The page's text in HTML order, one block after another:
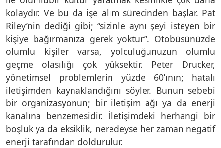
kolaydır. Ve bu da işe alım sürecinden başlar. Pat
Riley’nin dediği gibi; “sizinle aynı şeyi isteyen bir
kişiye bağırmanıza gerek yoktur”. Otobüsünüzde
olumlu kişiler varsa, yolculuğunuzun olumlu
geçme olasılığı çok yüksektir. Peter Drucker,
yönetimsel problemlerin yüzde 60’ının; hatalı
iletişimden kaynaklandığını söyler. Bunun sebebi
bir organizasyonun; bir iletişim ağı ya da enerji
kanalına benzemesidir. İletişimdeki herhangi bir
boşluk ya da eksiklik, neredeyse her zaman negatif
enerji tarafından doldurulur.